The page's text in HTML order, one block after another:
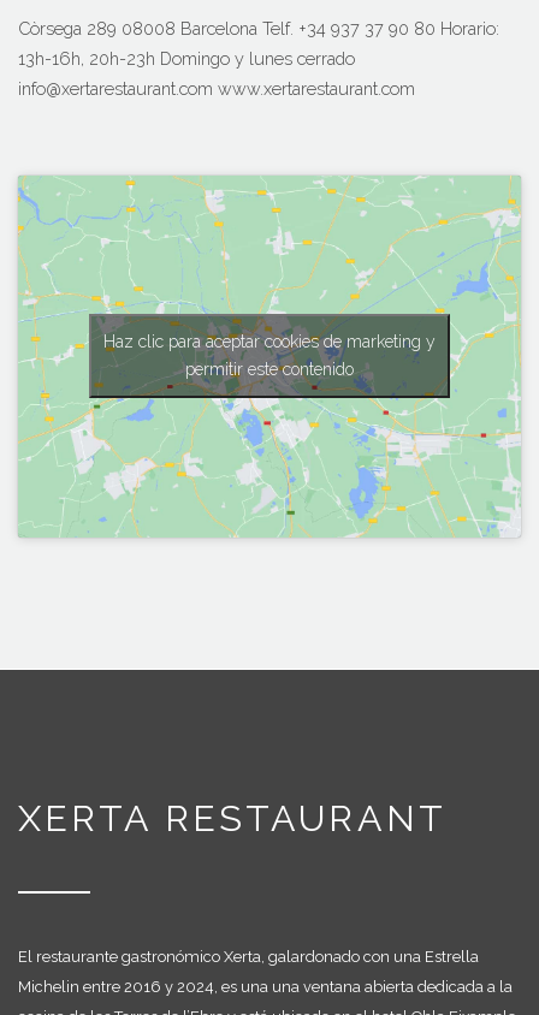
Còrsega 289 08008 Barcelona Telf. +34 937 37 90 80 Horario:
13h-16h, 20h-23h Domingo y lunes cerrado
info@xertarestaurant.com www.xertarestaurant.com
Haz clic para aceptar cookies de marketing y
permitir este contenido
XERTA RESTAURANT
El restaurante gastronómico Xerta, galardonado con una Estrella
Michelin entre 2016 y 2024, es una una ventana abierta dedicada a la